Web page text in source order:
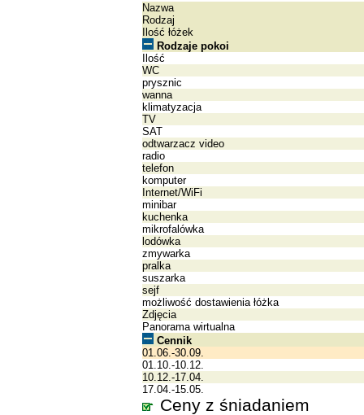
Nazwa
Rodzaj
Ilość łóżek
Rodzaje pokoi
Ilość
WC
prysznic
wanna
klimatyzacja
TV
SAT
odtwarzacz video
radio
telefon
komputer
Internet/WiFi
minibar
kuchenka
mikrofalówka
lodówka
zmywarka
pralka
suszarka
sejf
możliwość dostawienia łóżka
Zdjęcia
Panorama wirtualna
Cennik
01.06.-30.09.
01.10.-10.12.
10.12.-17.04.
17.04.-15.05.
Ceny z śniadaniem